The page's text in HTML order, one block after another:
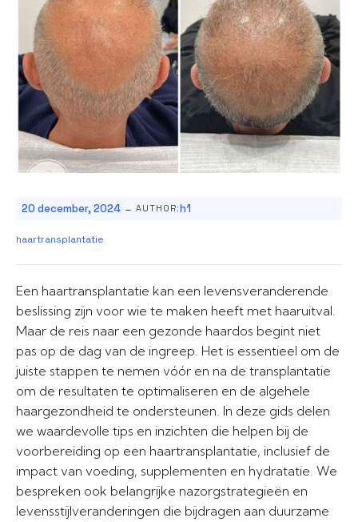
20 december, 2024 - AUTHOR:h1
haartransplantatie
Een haartransplantatie kan een levensveranderende
beslissing zijn voor wie te maken heeft met haaruitval.
Maar de reis naar een gezonde haardos begint niet
pas op de dag van de ingreep. Het is essentieel om de
juiste stappen te nemen vóór en na de transplantatie
om de resultaten te optimaliseren en de algehele
haargezondheid te ondersteunen. In deze gids delen
we waardevolle tips en inzichten die helpen bij de
voorbereiding op een haartransplantatie, inclusief de
impact van voeding, supplementen en hydratatie. We
bespreken ook belangrijke nazorgstrategieën en
levensstijlveranderingen die bijdragen aan duurzame